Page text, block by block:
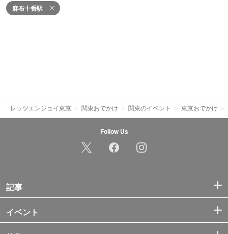
麻布十番駅
レッツエンジョイ東京 関東おでかけ 関東のイベント 東京おでかけ
Follow Us
記事
イベント